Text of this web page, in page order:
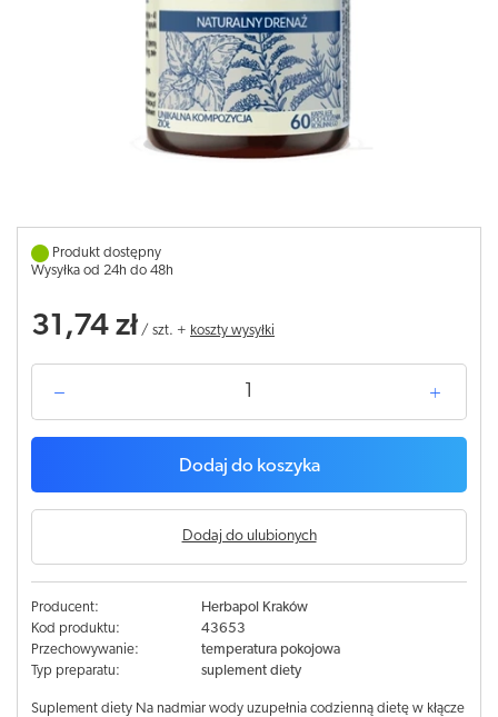
Produkt dostępny
Wysyłka od 24h do 48h
31,74 zł / szt. + koszty wysyłki
Dodaj do koszyka
Dodaj do ulubionych
Producent:
Herbapol Kraków
Kod produktu:
43653
Przechowywanie:
temperatura pokojowa
Typ preparatu:
suplement diety
Suplement diety Na nadmiar wody uzupełnia codzienną dietę w kłącze